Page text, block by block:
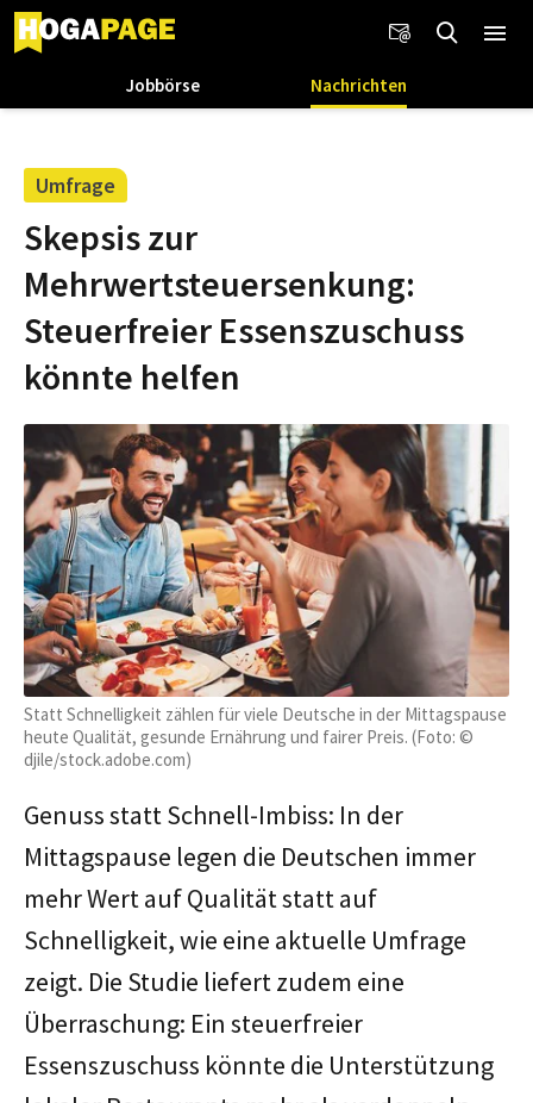
Jobbörse Nachrichten
Umfrage
Skepsis zur
Mehrwertsteuersenkung:
Steuerfreier Essenszuschuss
könnte helfen
Statt Schnelligkeit zählen für viele Deutsche in der Mittagspause
heute Qualität, gesunde Ernährung und fairer Preis. (Foto: ©
djile/stock.adobe.com)
Genuss statt Schnell-Imbiss: In der
Mittagspause legen die Deutschen immer
mehr Wert auf Qualität statt auf
Schnelligkeit, wie eine aktuelle Umfrage
zeigt. Die Studie liefert zudem eine
Überraschung: Ein steuerfreier
Essenszuschuss könnte die Unterstützung